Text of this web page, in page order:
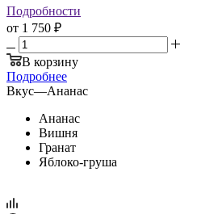
Подробности
от 1 750 ₽
В корзину
Подробнее
Вкус—Ананас
Ананас
Вишня
Гранат
Яблоко-груша